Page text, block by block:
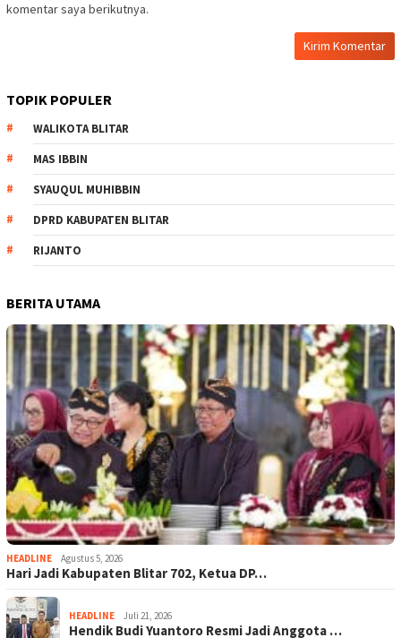
komentar saya berikutnya.
TOPIK POPULER
WALIKOTA BLITAR
MAS IBBIN
SYAUQUL MUHIBBIN
DPRD KABUPATEN BLITAR
RIJANTO
BERITA UTAMA
HEADLINE Agustus 5, 2026
Hari Jadi Kabupaten Blitar 702, Ketua DP…
HEADLINE Juli 21, 2026
Hendik Budi Yuantoro Resmi Jadi Anggota …